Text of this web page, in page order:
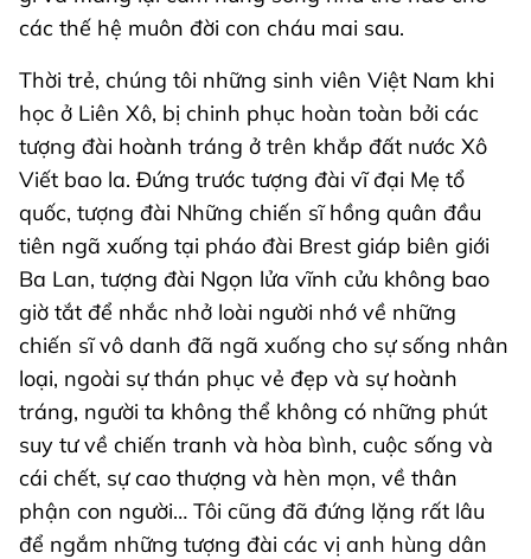
các thế hệ muôn đời con cháu mai sau.
Thời trẻ, chúng tôi những sinh viên Việt Nam khi
học ở Liên Xô, bị chinh phục hoàn toàn bởi các
tượng đài hoành tráng ở trên khắp đất nước Xô
Viết bao la. Đứng trước tượng đài vĩ đại Mẹ tổ
quốc, tượng đài Những chiến sĩ hồng quân đầu
tiên ngã xuống tại pháo đài Brest giáp biên giới
Ba Lan, tượng đài Ngọn lửa vĩnh cửu không bao
giờ tắt để nhắc nhở loài người nhớ về những
chiến sĩ vô danh đã ngã xuống cho sự sống nhân
loại, ngoài sự thán phục vẻ đẹp và sự hoành
tráng, người ta không thể không có những phút
suy tư về chiến tranh và hòa bình, cuộc sống và
cái chết, sự cao thượng và hèn mọn, về thân
phận con người… Tôi cũng đã đứng lặng rất lâu
để ngắm những tượng đài các vị anh hùng dân